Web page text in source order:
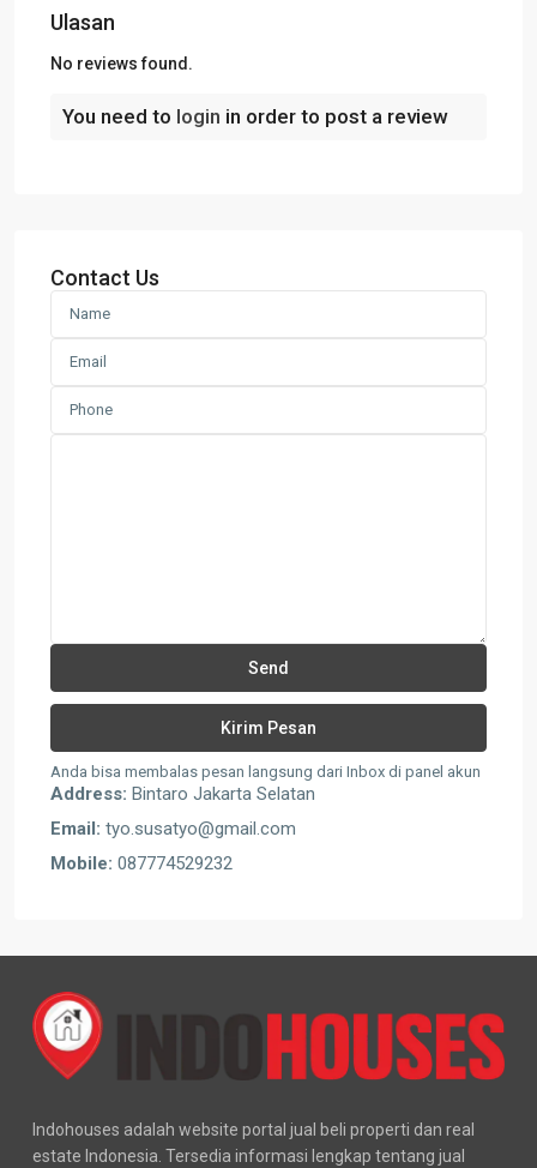
Ulasan
No reviews found.
You need to login in order to post a review
Contact Us
Anda bisa membalas pesan langsung dari Inbox di panel akun
Address: Bintaro Jakarta Selatan
Email: tyo.susatyo@gmail.com
Mobile: 087774529232
Indohouses adalah website portal jual beli properti dan real
estate Indonesia. Tersedia informasi lengkap tentang jual